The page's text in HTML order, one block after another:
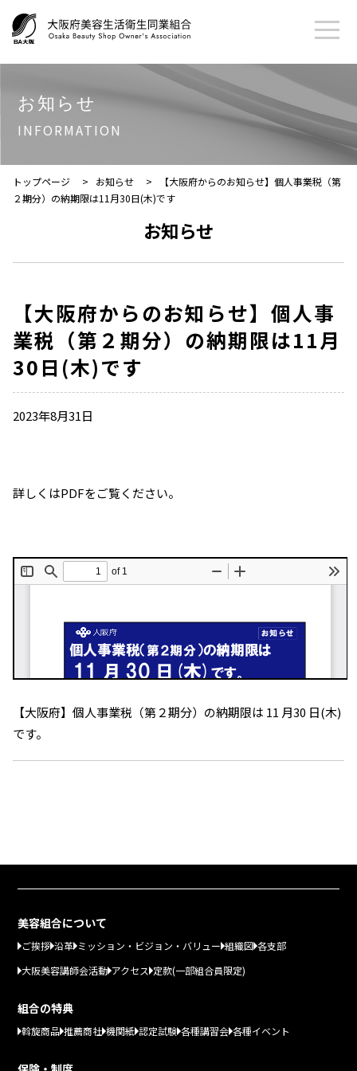
お知らせ
INFORMATION
トップページ > お知らせ >
【大阪府からのお知らせ】個人事業税（第
２期分）の納期限は11月30日(木)です
お知らせ
【大阪府からのお知らせ】個人事
業税（第２期分）の納期限は11月
30日(木)です
2023年8月31日
詳しくはPDFをご覧ください。
【大阪府】個人事業税（第２期分）の納期限は 11 月30 日(木)
です。
美容組合について
ご挨拶 沿革 ミッション・ビジョン・バリュー 組織図 各支部
大阪美容講師会活動 アクセス 定款(一部組合員限定)
組合の特典
斡旋商品 推薦商社 機関紙 認定試験 各種講習会 各種イベント